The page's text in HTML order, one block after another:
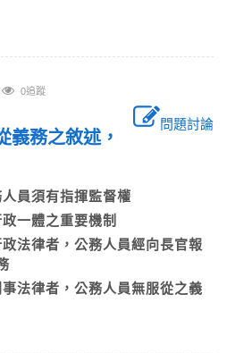
0追蹤
問題討論
義務之敘述，
員須有指揮監督權
政一體之重要機制
法律者，公務人員經向長官報
法律者，公務人員無服從之義